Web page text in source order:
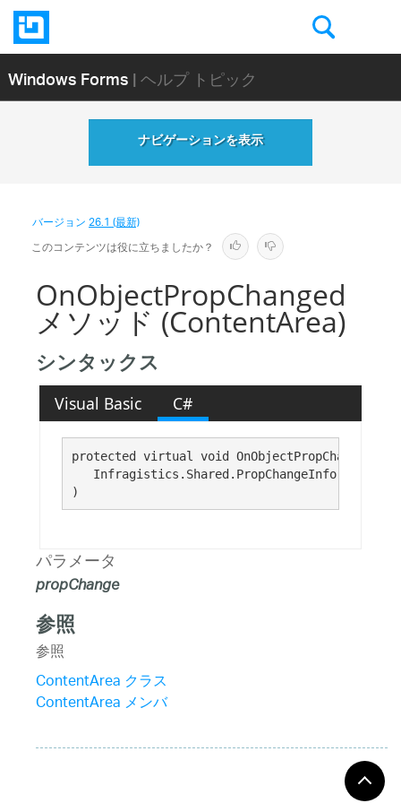
Windows Forms| ヘルプ トピック
ナビゲーションを表示
バージョン26.1 (最新)
このコンテンツは役に立ちましたか？
OnObjectPropChanged
メソッド (ContentArea)
シンタックス
Visual Basic C#
protected virtual void OnObjectPropChanged(
Infragistics.Shared.PropChangeInfo
)
パラメータ
propChange
参照
参照
ContentArea クラス
ContentArea メンバ